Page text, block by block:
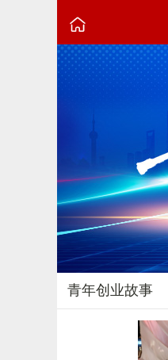

青年创业故事
2025-11-04